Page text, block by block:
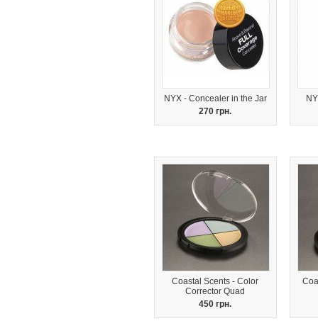
NYX - Concealer in the Jar
270 грн.
Coastal Scents - Color
Corrector Quad
450 грн.